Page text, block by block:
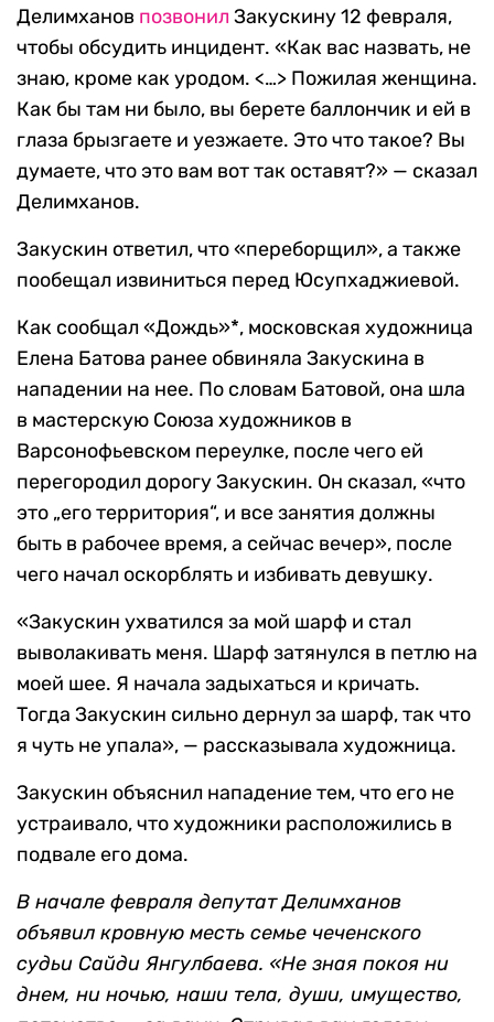
Делимханов позвонил Закускину 12 февраля,
чтобы обсудить инцидент. «Как вас назвать, не
знаю, кроме как уродом. <…> Пожилая женщина.
Как бы там ни было, вы берете баллончик и ей в
глаза брызгаете и уезжаете. Это что такое? Вы
думаете, что это вам вот так оставят?» — сказал
Делимханов.
Закускин ответил, что «переборщил», а также
пообещал извиниться перед Юсупхаджиевой.
Как сообщал «Дождь»*, московская художница
Елена Батова ранее обвиняла Закускина в
нападении на нее. По словам Батовой, она шла
в мастерскую Союза художников в
Варсонофьевском переулке, после чего ей
перегородил дорогу Закускин. Он сказал, «что
это „его территория“, и все занятия должны
быть в рабочее время, а сейчас вечер», после
чего начал оскорблять и избивать девушку.
«Закускин ухватился за мой шарф и стал
выволакивать меня. Шарф затянулся в петлю на
моей шее. Я начала задыхаться и кричать.
Тогда Закускин сильно дернул за шарф, так что
я чуть не упала», — рассказывала художница.
Закускин объяснил нападение тем, что его не
устраивало, что художники расположились в
подвале его дома.
В начале февраля депутат Делимханов
объявил кровную месть семье чеченского
судьи Сайди Янгулбаева. «Не зная покоя ни
днем, ни ночью, наши тела, души, имущество,